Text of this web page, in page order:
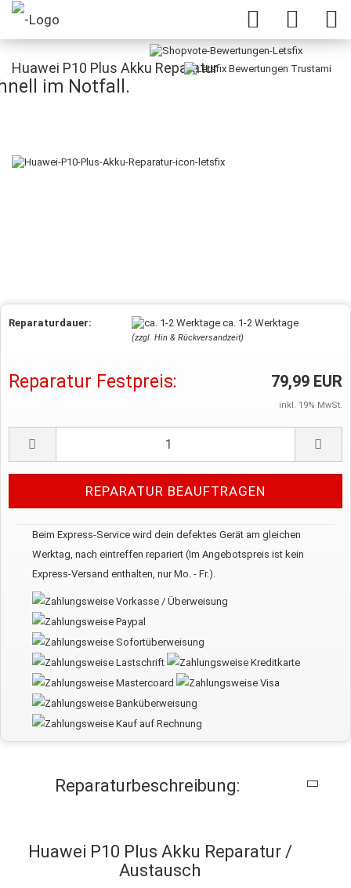
im Notfall.
Huawei P10 Plus Akku Reparatur
Reparaturdauer: ca. 1-2 Werktage
(zzgl. Hin & Rückversandzeit)
Reparatur Festpreis: 79,99 EUR
inkl. 19% MwSt.
Beim Express-Service wird dein defektes Gerät am gleichen
Werktag, nach eintreffen repariert (Im Angebotspreis ist kein
Express-Versand enthalten, nur Mo. - Fr.).
Reparaturbeschreibung:
Huawei P10 Plus Akku Reparatur /
Austausch